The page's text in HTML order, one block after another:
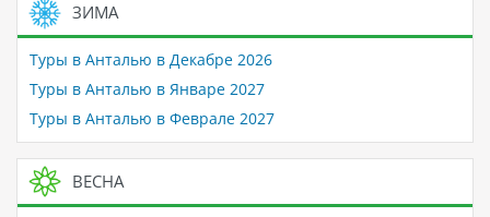
ЗИМА
Туры в Анталью в Декабре 2026
Туры в Анталью в Январе 2027
Туры в Анталью в Феврале 2027
ВЕСНА